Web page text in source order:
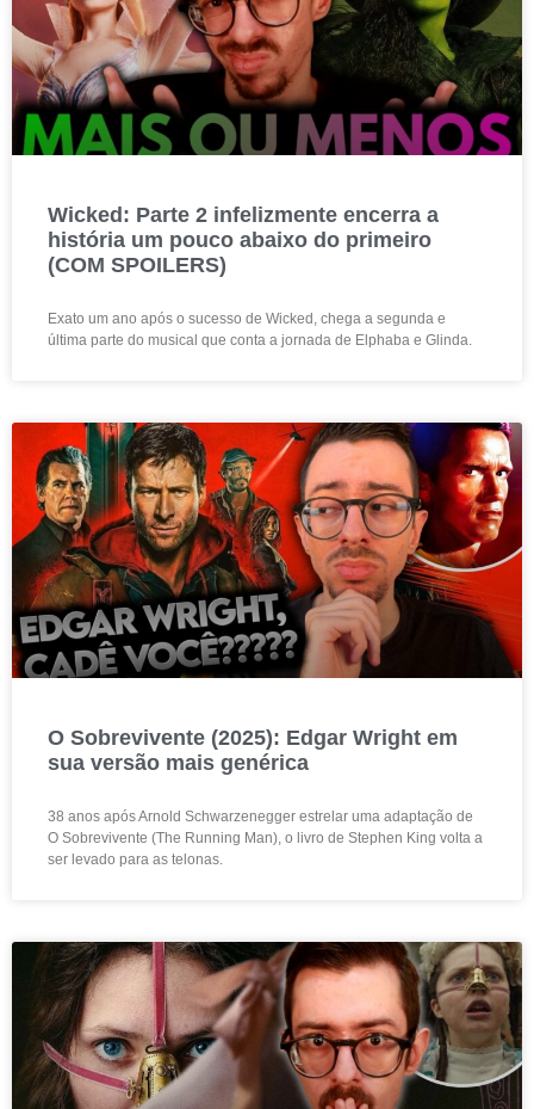
Wicked: Parte 2 infelizmente encerra a
história um pouco abaixo do primeiro
(COM SPOILERS)
Exato um ano após o sucesso de Wicked, chega a segunda e
última parte do musical que conta a jornada de Elphaba e Glinda.
O Sobrevivente (2025): Edgar Wright em
sua versão mais genérica
38 anos após Arnold Schwarzenegger estrelar uma adaptação de
O Sobrevivente (The Running Man), o livro de Stephen King volta a
ser levado para as telonas.